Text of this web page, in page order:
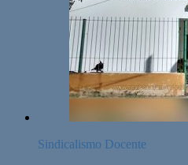
Sindicalismo Docente